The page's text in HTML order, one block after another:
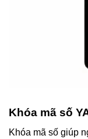
Khóa mã số
Khóa mã số giúp